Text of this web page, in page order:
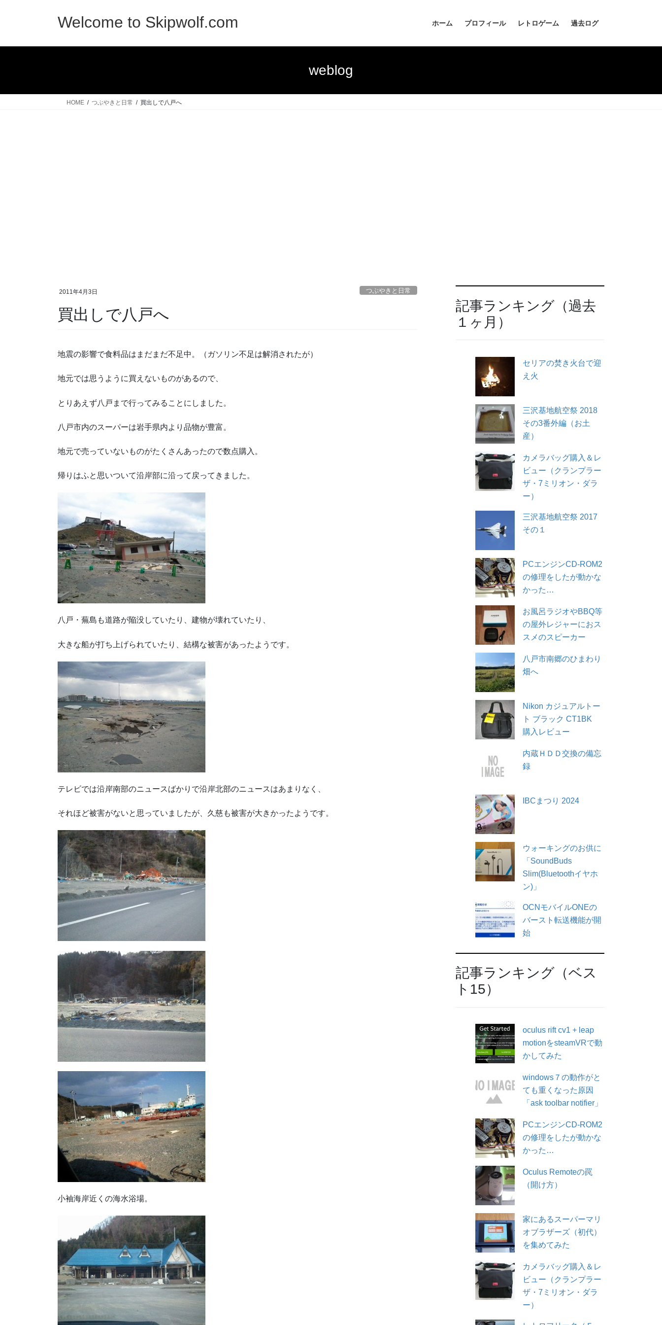
Welcome to Skipwolf.com ホーム プロフィール レトロゲーム 過去ログ
weblog
HOME つぶやきと日常 買出しで八戸へ
2011年4月3日 つぶやきと日常
買出しで八戸へ
地震の影響で食料品はまだまだ不足中。（ガソリン不足は解消されたが）
地元では思うように買えないものがあるので、
とりあえず八戸まで行ってみることにしました。
八戸市内のスーパーは岩手県内より品物が豊富。
地元で売っていないものがたくさんあったので数点購入。
帰りはふと思いついて沿岸部に沿って戻ってきました。
八戸・蕪島も道路が陥没していたり、建物が壊れていたり、
大きな船が打ち上げられていたり、結構な被害があったようです。
テレビでは沿岸南部のニュースばかりで沿岸北部のニュースはあまりなく、
それほど被害がないと思っていましたが、久慈も被害が大きかったようです。
小袖海岸近くの海水浴場。
記事ランキング（過去
１ヶ月）
セリアの焚き火台で迎
え火
三沢基地航空祭 2018
その3番外編（お土
産）
カメラバッグ購入＆レ
ビュー（クランプラー
ザ・7ミリオン・ダラ
ー）
三沢基地航空祭 2017
その１
PCエンジンCD-ROM2
の修理をしたが動かな
かった…
お風呂ラジオやBBQ等
の屋外レジャーにおス
スメのスピーカー
八戸市南郷のひまわり
畑へ
Nikon カジュアルトー
ト ブラック CT1BK
購入レビュー
内蔵ＨＤＤ交換の備忘
録
IBCまつり 2024
ウォーキングのお供に
「SoundBuds
Slim(Bluetoothイヤホ
ン)」
OCNモバイルONEの
バースト転送機能が開
始
記事ランキング（ベス
ト15）
oculus rift cv1 + leap
motionをsteamVRで動
かしてみた
windows７の動作がと
ても重くなった原因
「ask toolbar notifier」
PCエンジンCD-ROM2
の修理をしたが動かな
かった…
Oculus Remoteの罠
（開け方）
家にあるスーパーマリ
オブラザーズ（初代）
を集めてみた
カメラバッグ購入＆レ
ビュー（クランプラー
ザ・7ミリオン・ダラ
ー）